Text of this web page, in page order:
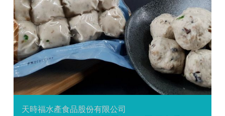
天時福水產食品股份有限公司